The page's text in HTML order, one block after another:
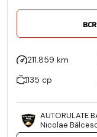
211.859 km
135 cp
AUTORULATE
Nicolae